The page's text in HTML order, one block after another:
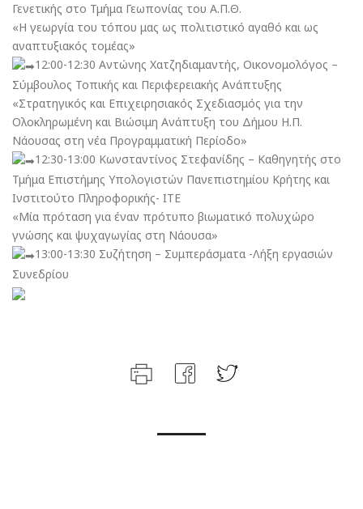
Γενετικής στο Τμήμα Γεωπονίας του Α.Π.Θ.
«Η γεωργία του τόπου μας ως πολιτιστικό αγαθό και ως
αναπτυξιακός τομέας»
12:00-12:30 Αντώνης Χατζηδιαμαντής, Οικονομολόγος –
Σύμβουλος Τοπικής και Περιφερειακής Ανάπτυξης
«Στρατηγικός και Επιχειρησιακός Σχεδιασμός για την
Ολοκληρωμένη και Βιώσιμη Ανάπτυξη του Δήμου Η.Π.
Νάουσας στη νέα Προγραμματική Περίοδο»
12:30-13:00 Κωνσταντίνος Στεφανίδης – Καθηγητής στο
Τμήμα Επιστήμης Υπολογιστών Πανεπιστημίου Κρήτης και
Ινστιτούτο Πληροφορικής- ΙΤΕ
«Μία πρόταση για έναν πρότυπο βιωματικό πολυχώρο
γνώσης και ψυχαγωγίας στη Νάουσα»
13:00-13:30 Συζήτηση – Συμπεράσματα -Λήξη εργασιών
Συνεδρίου